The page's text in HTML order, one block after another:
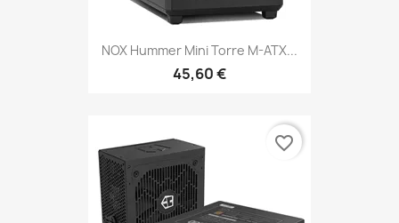
NOX Hummer Mini Torre M-ATX...
45,60 €
favorite_border